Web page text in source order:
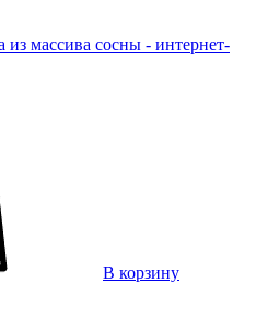
В корзину